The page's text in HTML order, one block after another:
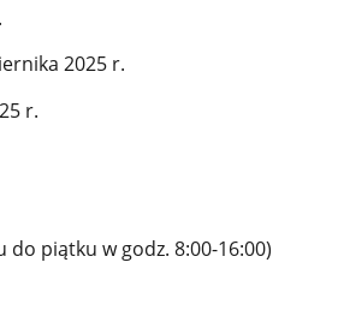
2025 r.
r.
do piątku w godz. 8:00-16:00)